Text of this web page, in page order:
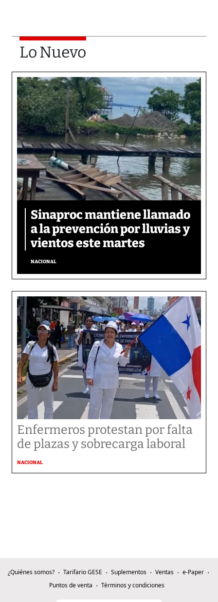
Lo Nuevo
Sinaproc mantiene llamado
a la prevención por lluvias y
vientos este martes
NACIONAL
Enfermeros protestan por falta
de plazas y sobrecarga laboral
NACIONAL
¿Quiénes somos? Tarifario GESE Suplementos Ventas
e-Paper
Puntos de venta
Términos y condiciones